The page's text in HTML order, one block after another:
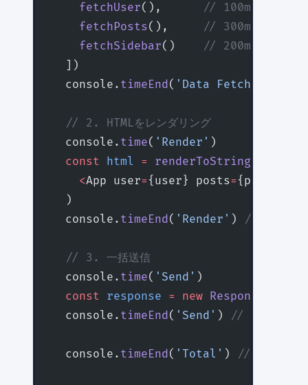
    fetchUser
(), // 100ms
    fetchPosts
(), // 300ms
    fetchSidebar
() // 200ms
  ])
  console.
timeEnd( 'Data Fetch'
  // 2. HTMLをレンダリング
  console.
time( 'Render' )
  const
html = renderToString
    <
App user= {user} posts= {posts}
  )
  console.
timeEnd( 'Render' ) // 50ms
  // 3. 一括送信
  console.
time( 'Send' )
  const
response = new Response
  console.
timeEnd( 'Send' ) // 10ms
  console.
timeEnd( 'Total' ) // 360ms